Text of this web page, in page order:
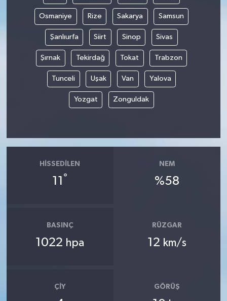
Osmaniye Rize Sakarya Samsun
Şanlıurfa Siirt Sinop Sivas
Şırnak Tekirdağ Tokat Trabzon
Tunceli Uşak Van Yalova
Yozgat Zonguldak
HISSEDILEN
11 °
NEM
%58
BASINÇ
1022 hpa
RÜZGAR
12 km/s
ÇIY GÖRÜŞ